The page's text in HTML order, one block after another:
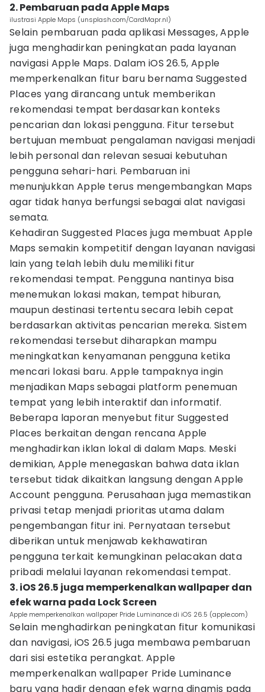
2. Pembaruan pada Apple Maps
ilustrasi Apple Maps (unsplash.com/CardMapr.nl)
Selain pembaruan pada aplikasi Messages, Apple
juga menghadirkan peningkatan pada layanan
navigasi Apple Maps. Dalam iOS 26.5, Apple
memperkenalkan fitur baru bernama Suggested
Places yang dirancang untuk memberikan
rekomendasi tempat berdasarkan konteks
pencarian dan lokasi pengguna. Fitur tersebut
bertujuan membuat pengalaman navigasi menjadi
lebih personal dan relevan sesuai kebutuhan
pengguna sehari-hari. Pembaruan ini
menunjukkan Apple terus mengembangkan Maps
agar tidak hanya berfungsi sebagai alat navigasi
semata.
Kehadiran Suggested Places juga membuat Apple
Maps semakin kompetitif dengan layanan navigasi
lain yang telah lebih dulu memiliki fitur
rekomendasi tempat. Pengguna nantinya bisa
menemukan lokasi makan, tempat hiburan,
maupun destinasi tertentu secara lebih cepat
berdasarkan aktivitas pencarian mereka. Sistem
rekomendasi tersebut diharapkan mampu
meningkatkan kenyamanan pengguna ketika
mencari lokasi baru. Apple tampaknya ingin
menjadikan Maps sebagai platform penemuan
tempat yang lebih interaktif dan informatif.
Beberapa laporan menyebut fitur Suggested
Places berkaitan dengan rencana Apple
menghadirkan iklan lokal di dalam Maps. Meski
demikian, Apple menegaskan bahwa data iklan
tersebut tidak dikaitkan langsung dengan Apple
Account pengguna. Perusahaan juga memastikan
privasi tetap menjadi prioritas utama dalam
pengembangan fitur ini. Pernyataan tersebut
diberikan untuk menjawab kekhawatiran
pengguna terkait kemungkinan pelacakan data
pribadi melalui layanan rekomendasi tempat.
3. iOS 26.5 juga memperkenalkan wallpaper dan
efek warna pada Lock Screen
Apple memperkenalkan wallpaper Pride Luminance di iOS 26.5 (apple.com)
Selain menghadirkan peningkatan fitur komunikasi
dan navigasi, iOS 26.5 juga membawa pembaruan
dari sisi estetika perangkat. Apple
memperkenalkan wallpaper Pride Luminance
baru yang hadir dengan efek warna dinamis pada